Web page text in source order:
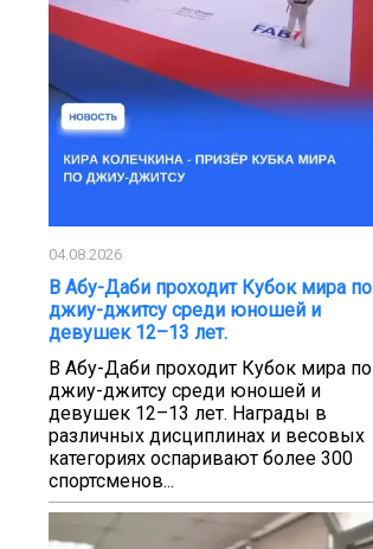
04.08.2026
В Абу-Даби проходит Кубок мира по
джиу-джитсу среди юношей и
девушек 12–13 лет.
В Абу-Даби проходит Кубок мира по
джиу-джитсу среди юношей и
девушек 12–13 лет. Награды в
различных дисциплинах и весовых
категориях оспаривают более 300
спортсменов...